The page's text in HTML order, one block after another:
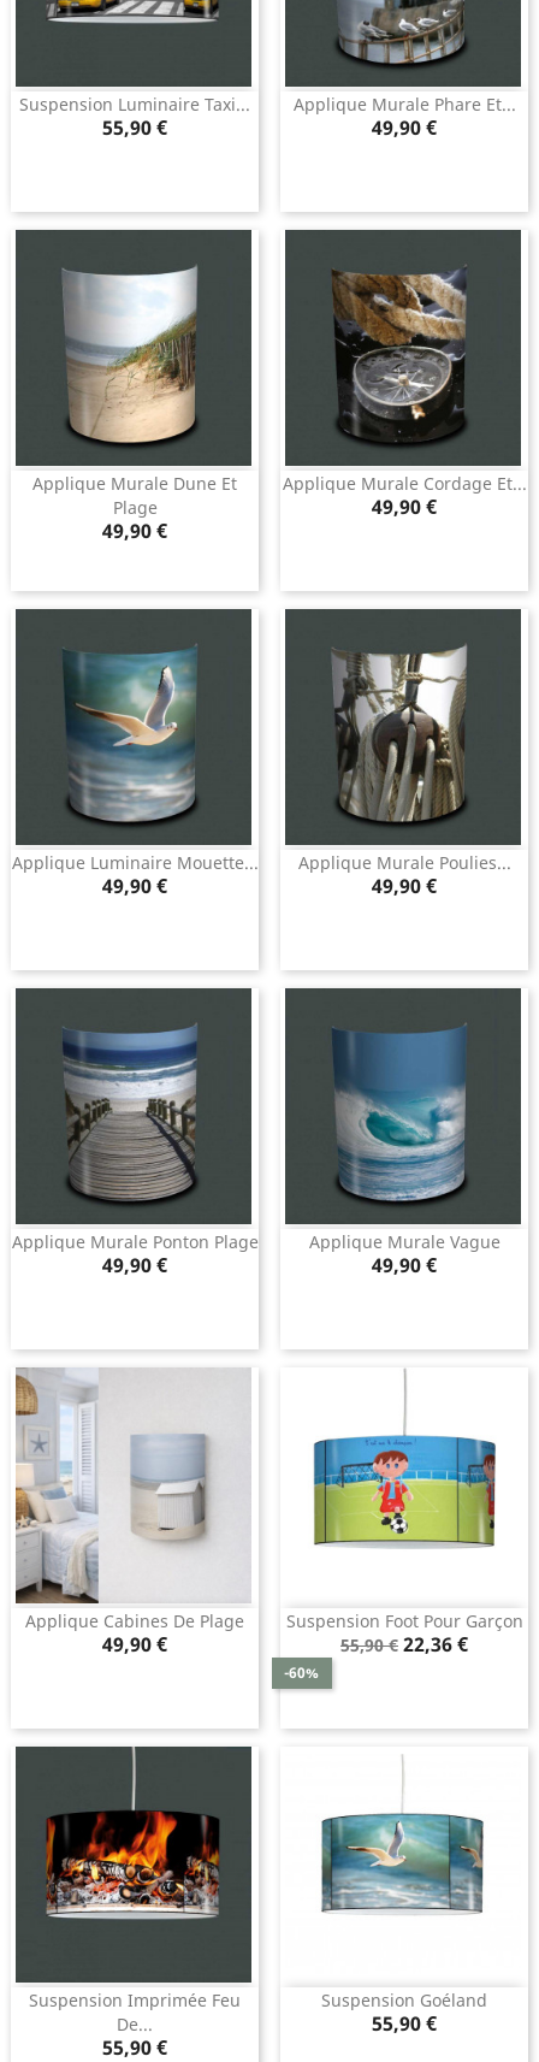
Suspension Luminaire Taxi...
Prix
55,90 €
Applique Murale Phare Et...
Prix
49,90 €
Applique Murale Dune Et
Plage
Prix
49,90 €
Applique Murale Cordage Et...
Prix
49,90 €
Applique Luminaire Mouette...
Prix
49,90 €
Applique Murale Poulies...
Prix
49,90 €
Applique Murale Ponton Plage
Prix
49,90 €
Applique Murale Vague
Prix
49,90 €
Applique Cabines De Plage
Prix
49,90 €
Suspension Foot Pour Garçon
Prix
55,90 €
-60%
Prix
22,36 €
Suspension Imprimée Feu
De...
Prix
55,90 €
Suspension Goéland
Prix
55,90 €